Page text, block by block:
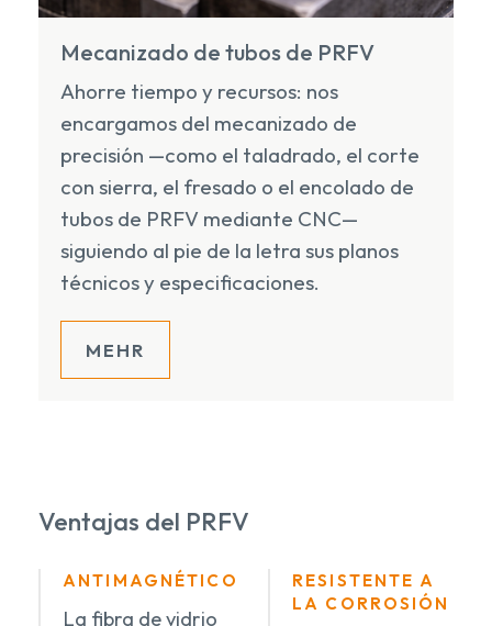
Mecanizado de tubos de PRFV
Ahorre tiempo y recursos: nos
encargamos del mecanizado de
precisión —como el taladrado, el corte
con sierra, el fresado o el encolado de
tubos de PRFV mediante CNC—
siguiendo al pie de la letra sus planos
técnicos y especificaciones.
MEHR
Ventajas del PRFV
ANTIMAGNÉTICO
La fibra de vidrio
RESISTENTE A
LA CORROSIÓN